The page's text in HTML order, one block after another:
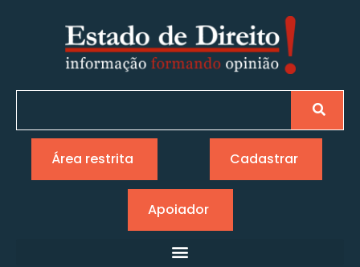
Área restrita Cadastrar
Apoiador